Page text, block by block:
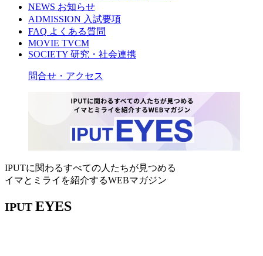
NEWS お知らせ
ADMISSION 入試要項
FAQ よくある質問
MOVIE TVCM
SOCIETY 研究・社会連携
問合せ・アクセス
IPUTに関わるすべての人たちが見つめる
イマとミライを紹介するWEBマガジン
IPUT EYES